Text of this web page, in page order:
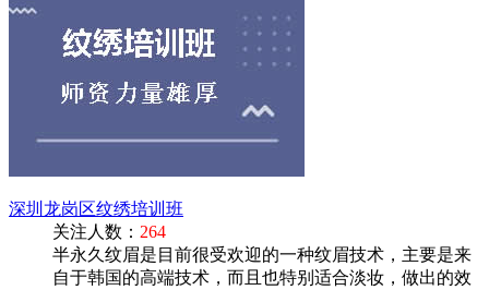
深圳龙岗区纹绣培训班
关注人数： 264
半永久纹眉是目前很受欢迎的一种纹眉技术，主要是来
自于韩国的高端技术，而且也特别适合淡妆，做出的效